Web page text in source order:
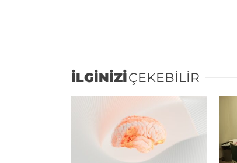
İLGİNİZİÇEKEBİLİR